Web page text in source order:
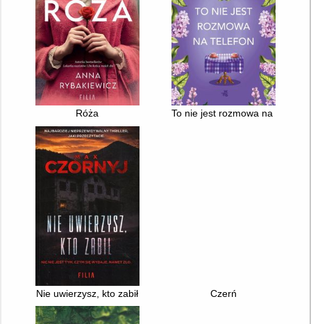
Róża To nie jest rozmowa na telefon
Nie uwierzysz, kto zabił Czerń